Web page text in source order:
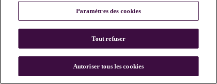
n
Paramètres des cookies
Tout refuser
Autoriser tous les cookies